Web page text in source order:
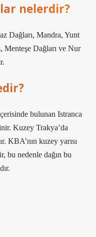
nelerdir?
Dağları, Mandra, Yunt
Menteşe Dağları ve Nur
bulunan Istranca
Kuzey Trakya’da
KBA’nın kuzey yarısı
bu nedenle dağın bu